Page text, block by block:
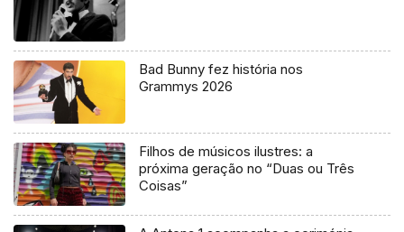
Bad Bunny fez história nos
Grammys 2026
Filhos de músicos ilustres: a
próxima geração no “Duas ou Três
Coisas”